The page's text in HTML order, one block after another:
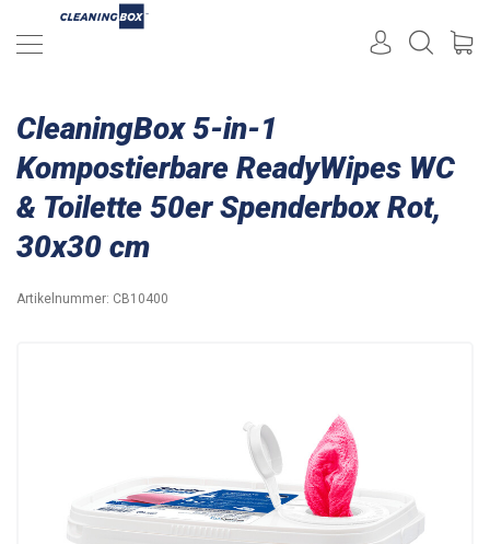
CleaningBox 5-in-1
Kompostierbare ReadyWipes WC
& Toilette 50er Spenderbox Rot,
30x30 cm
Artikelnummer: CB10400